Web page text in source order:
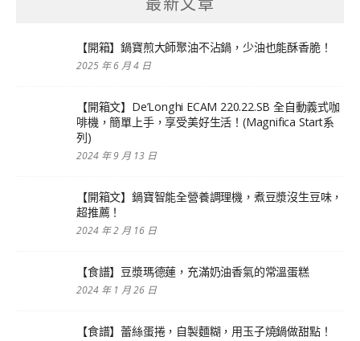
【開箱】鍋寶煎大師聚油不沾鍋，少油也能酥香脆！
2025 年 6 月 4 日
【開箱文】De’Longhi ECAM 220.22.SB 全自動義式咖
啡機，簡單上手，享受美好生活！(Magnifica Start系
列)
2024 年 9 月 13 日
【開箱文】鍋寶智能全營養調理機，煮豆漿沒生豆味，
超推薦！
2024 年 2 月 16 日
【食譜】豆漿瑪德蓮，充滿奶油香氣的常溫蛋糕
2024 年 1 月 26 日
【食譜】蕾絲蛋捲，自製麵糊，用玉子燒鍋做甜點！